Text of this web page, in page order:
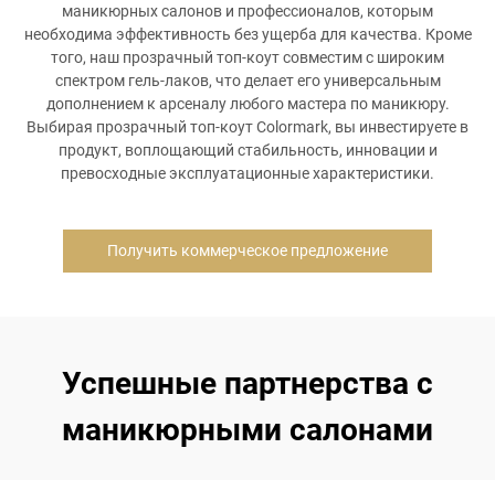
маникюрных салонов и профессионалов, которым
необходима эффективность без ущерба для качества. Кроме
того, наш прозрачный топ-коут совместим с широким
спектром гель-лаков, что делает его универсальным
дополнением к арсеналу любого мастера по маникюру.
Выбирая прозрачный топ-коут Colormark, вы инвестируете в
продукт, воплощающий стабильность, инновации и
превосходные эксплуатационные характеристики.
Получить коммерческое предложение
Успешные партнерства с
маникюрными салонами